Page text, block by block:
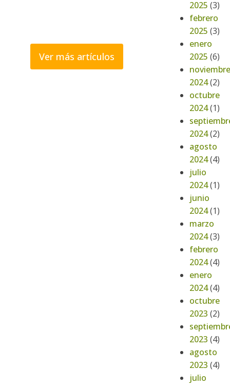
Ver más artículos
2025 (3)
febrero
2025 (3)
enero
2025 (6)
noviembre
2024(2)
octubre
2024(1)
2024(2)
agosto
2024(4)
julio
2024(1)
junio
2024(1)
marzo
2024(3)
febrero
2024(4)
enero
2024(4)
octubre
2023 (2)
2023 (4)
agosto
2023 (4)
julio